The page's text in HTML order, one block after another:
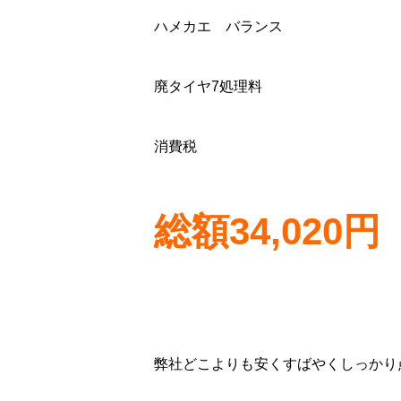
ハメカエ バランス
廃タイヤ7処理料
消費税
総額34,020円
弊社どこよりも安くすばやくしっかり